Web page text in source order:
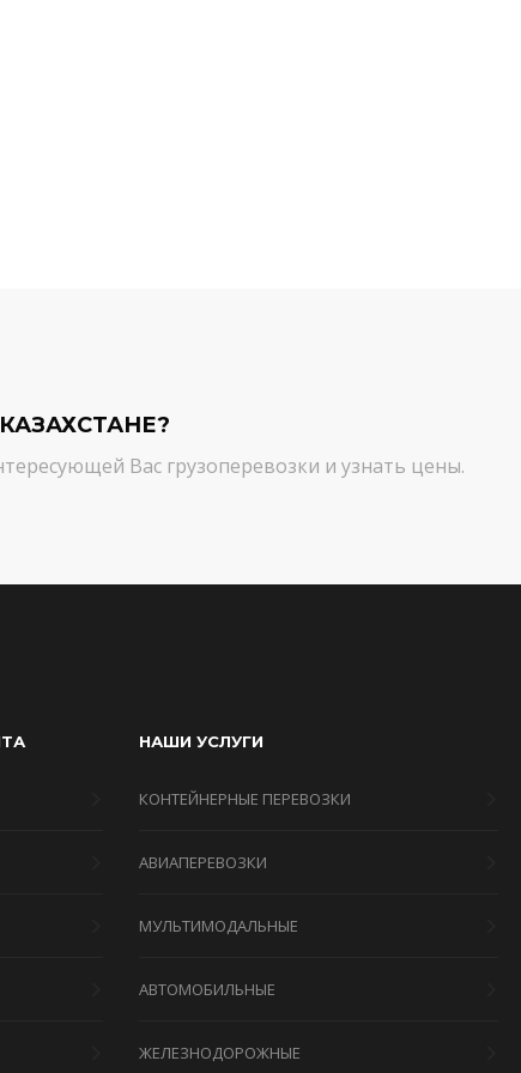
Вас грузоперевозки и узнать цены.
НАШИ УСЛУГИ
КОНТЕЙНЕРНЫЕ ПЕРЕВОЗКИ
АВИАПЕРЕВОЗКИ
МУЛЬТИМОДАЛЬНЫЕ
АВТОМОБИЛЬНЫЕ
ЖЕЛЕЗНОДОРОЖНЫЕ